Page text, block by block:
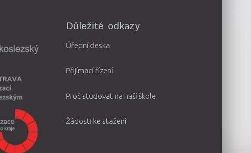
Důležité odkazy
Úřední deska
Přijímací řízení
Proč studovat na naší škole
Žádosti ke stažení